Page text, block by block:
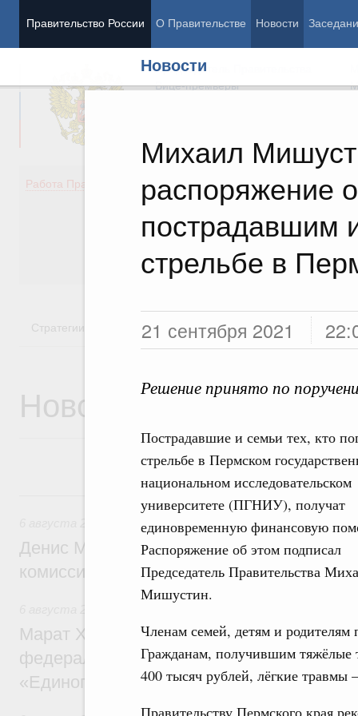
Правительство России О Правительстве Новости
Новости
Михаил
распоряжение
пострадавшим
стрельбе в
21 сентября 2021
Решение принято по
Пострадавшие и семьи тех, кто
стрельбе в Пермском
национальном исследовательском
университете (ПГНИУ), получат
единовременную финансовую
Распоряжение об этом подписал
Председатель Правительства
Мишустин.
Членам семей, детям и
Гражданам, получившим тяжёлые
400 тысяч рублей, лёгкие травмы
Правительству Пермского края
Председатель Правительства
Вице-премьеры
Работа Правительства
Демография
Здоровье
Культура
Общество
Государство
Стратегии Государственные программы
Новости
6 августа, четверг
Общие вопросы промышленной политики
Денис Мантуров провёл заседание
комиссии по промышленности
Марат Хуснуллин: Более 130
федерального значения построено под
«Единого заказчика»